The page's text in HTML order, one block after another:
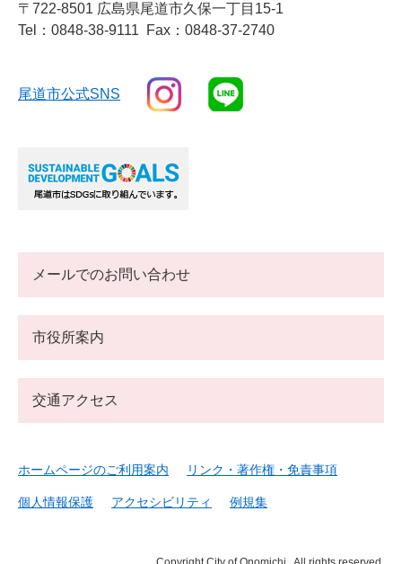
〒722-8501 広島県尾道市久保一丁目15-1
Tel：0848-38-9111
Fax：0848-37-2740
尾道市公式SNS
メールでのお問い合わせ
市役所案内
交通アクセス
ホームページのご利用案内 リンク・著作権・免責事項
個人情報保護 アクセシビリティ 例規集